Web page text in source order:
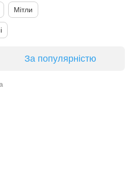
Мітли
За популярністю